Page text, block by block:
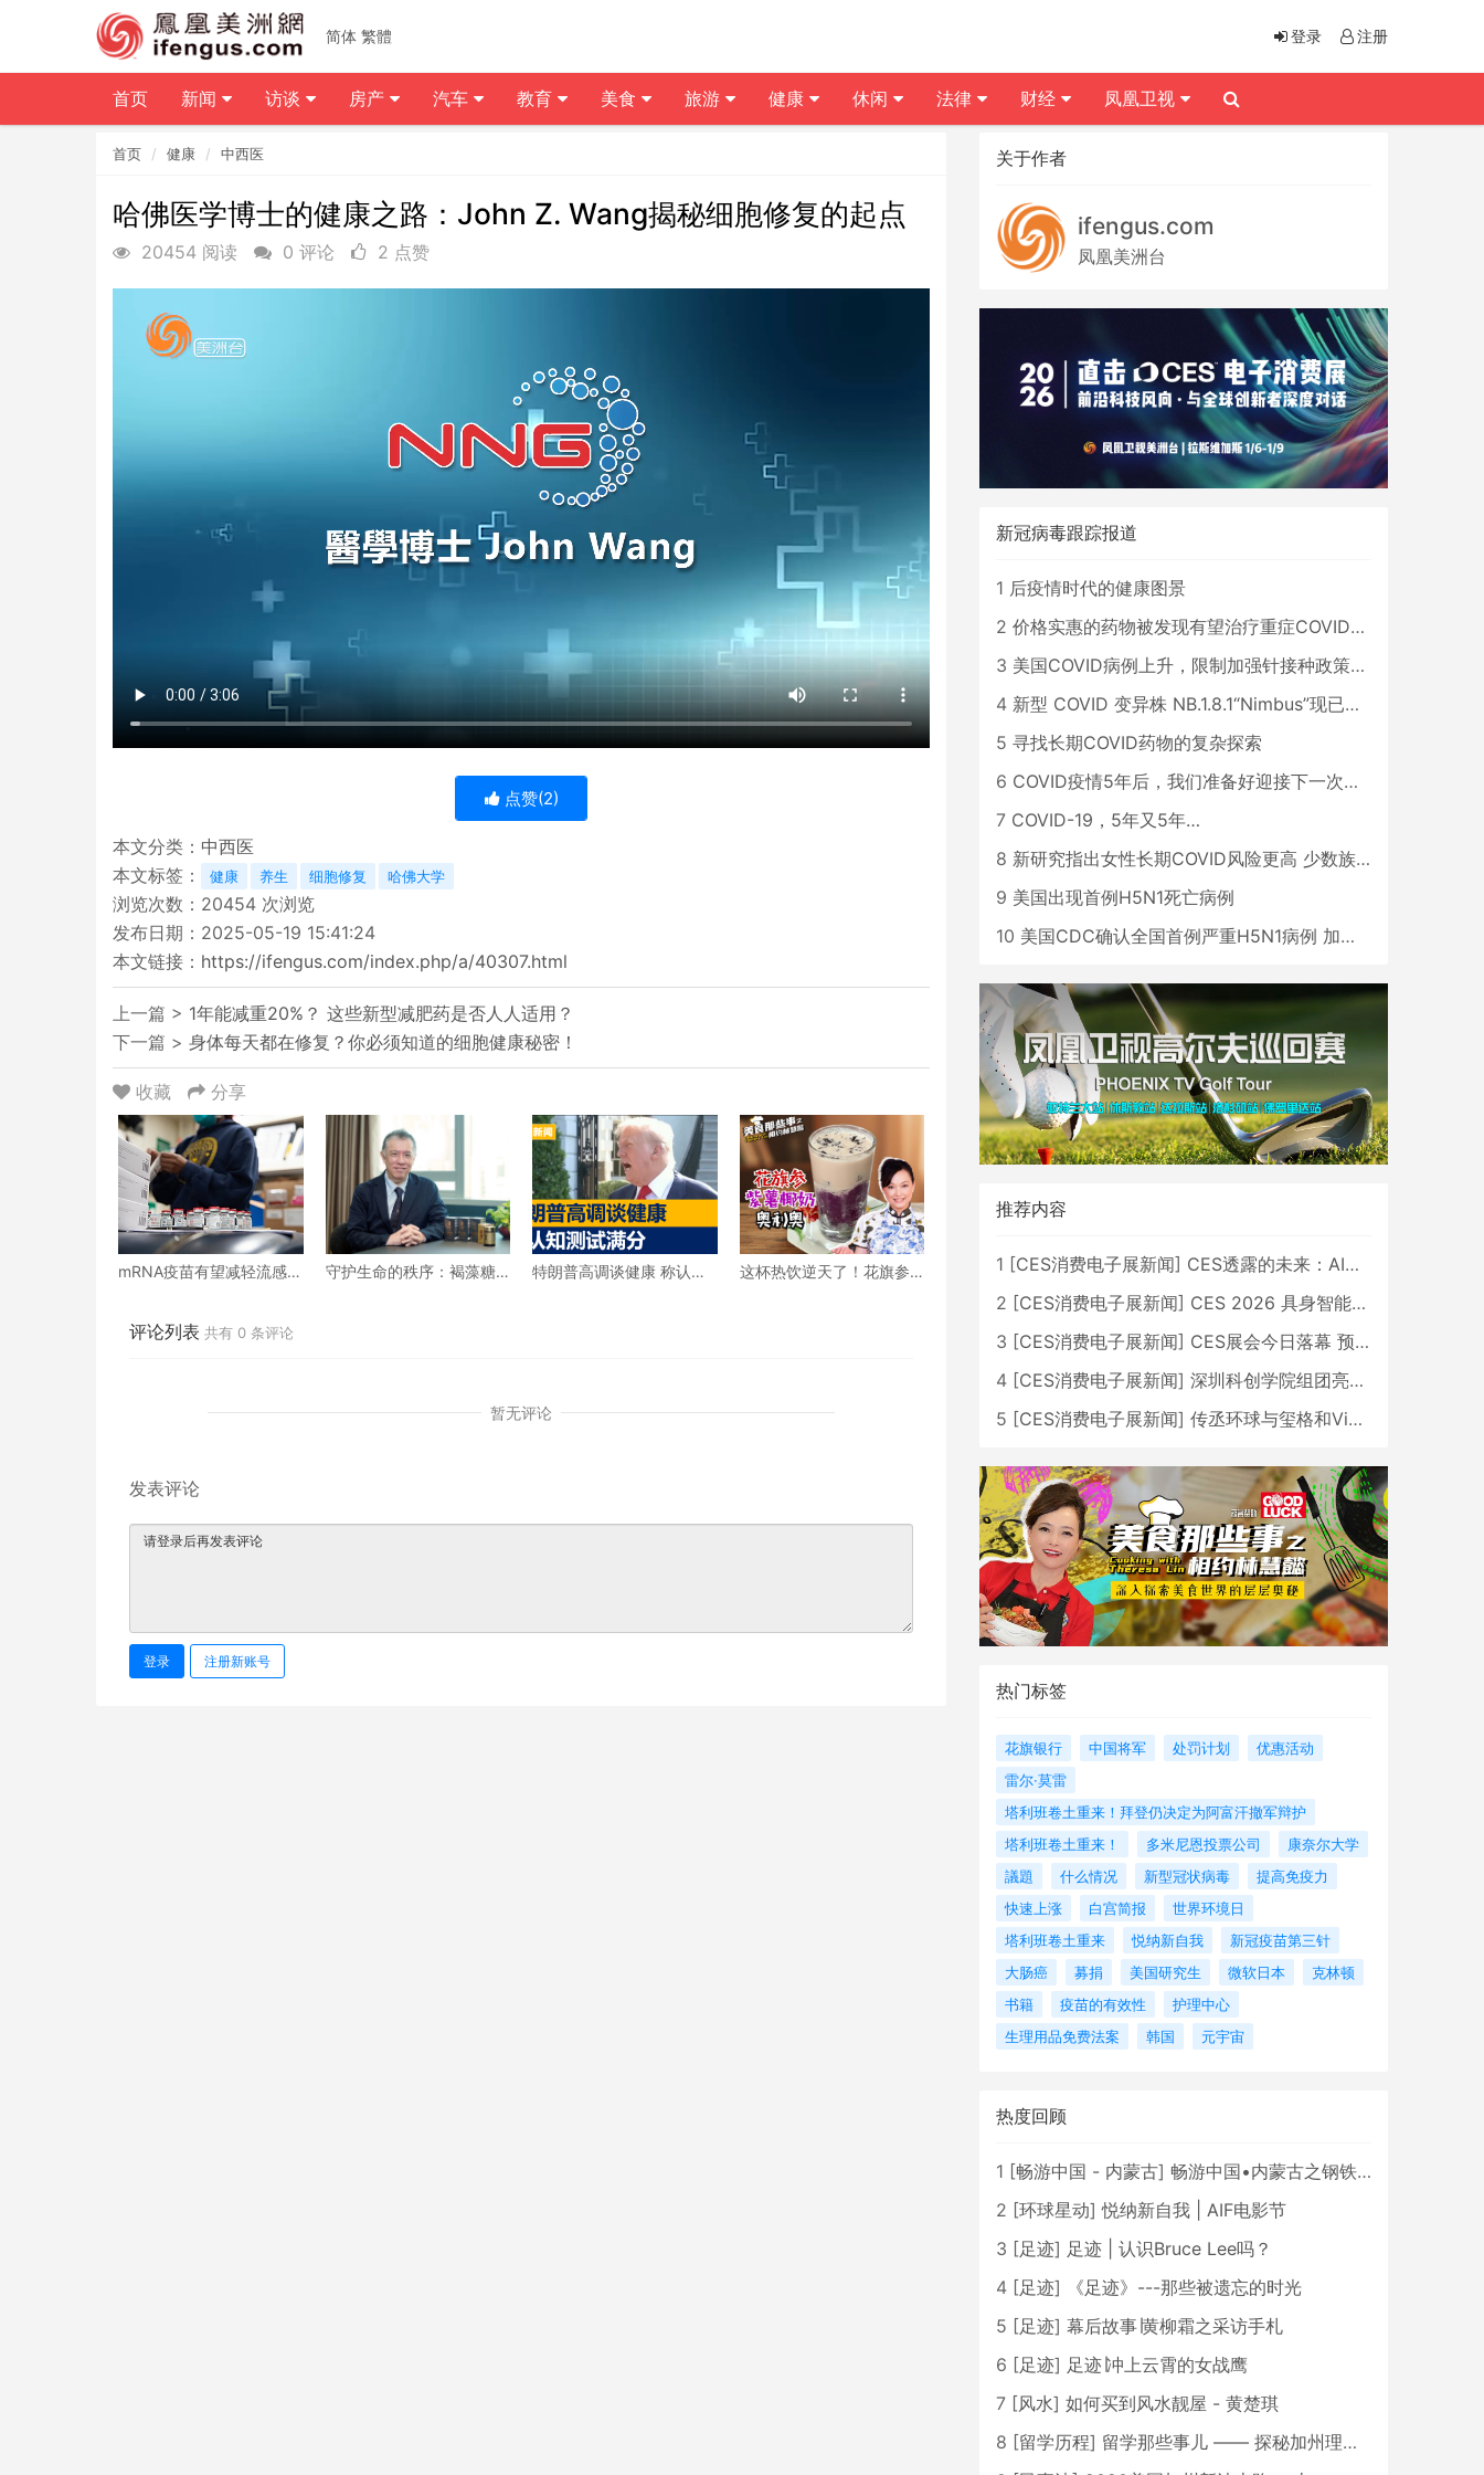
首页 健康 中西医
哈佛医学博士的健康之路：John Z. Wang揭秘细胞修复的起点
20454 阅读 0 评论 2 点赞
点赞(2)
本文分类： 中西医
本文标签：
健康 养生 细胞修复 哈佛大学
浏览次数： 20454 次浏览
发布日期：2025-05-19 15:41:24
本文链接： https://ifengus.com/index.php/a/40307.html
上一篇 > 1年能减重20%？ 这些新型减肥药是否人人适用？
下一篇 > 身体每天都在修复？你必须知道的细胞健康秘密！
收藏 分享
mRNA疫苗有望减轻流感季
守护生命的秩序：褐藻糖
特朗普高调谈健康 称认知
这杯热饮逆天了！花旗参×
评论列表 共有 0 条评论
暂无评论
发表评论
登录 注册新账号
关于作者
ifengus.com
凤凰美洲台
新冠病毒跟踪报道
1 后疫情时代的健康图景
2 价格实惠的药物被发现有望治疗重症COVID患者
3 美国COVID病例上升，限制加强针接种政策即将出台
4 新型 COVID 变异株 NB.1.8.1“Nimbus”现已在美国占据主导地位
5 寻找长期COVID药物的复杂探索
6 COVID疫情5年后，我们准备好迎接下一次大流行了吗？
7 COVID-19，5年又5年…
8 新研究指出女性长期COVID风险更高 少数族裔儿童存在差异
9 美国出现首例H5N1死亡病例
10 美国CDC确认全国首例严重H5N1病例 加州进入紧急状态
推荐内容
1 [CES消费电子展新闻] CES透露的未来：AI、机器人与智能生活大爆发
2 [CES消费电子展新闻] CES 2026 具身智能与创新领域 中国公司大放异彩
3 [CES消费电子展新闻] CES展会今日落幕 预计2026行业收入将超五千亿美元
4 [CES消费电子展新闻] 深圳科创学院组团亮相CES 广受好评
5 [CES消费电子展新闻] 传丞环球与玺格和VibeLens共同推出全新耳机
热门标签
花旗银行 中国将军 处罚计划
优惠活动
雷尔·莫雷
塔利班卷土重来！拜登仍决定为阿富汗撤军辩护
塔利班卷土重来！
多米尼恩投票公司
康奈尔大学
議題
什么情况 新型冠状病毒
提高免疫力
快速上涨
白宫简报
世界环境日
塔利班卷土重来
悦纳新自我
新冠疫苗第三针
大肠癌
募捐 美国研究生 微软日本
克林顿
书籍
疫苗的有效性
护理中心
生理用品免费法案
韩国 元宇宙
热度回顾
1 [畅游中国 - 内蒙古] 畅游中国•内蒙古之钢铁骄子，魅力包头
2 [环球星动] 悦纳新自我 | AIF电影节
3 [足迹] 足迹 | 认识Bruce Lee吗？
4 [足迹]
《足迹》---那些被遗忘的时光
5 [足迹] 幕后故事∣黄柳霜之采访手札
6 [足迹] 足迹∣冲上云霄的女战鹰
7 [风水] 如何买到风水靓屋 - 黄楚琪
8 [留学历程] 留学那些事儿 —— 探秘加州理工学院Caltech博士生活 [上集]
简体 繁體 登录 注册
首页 新闻 访谈 房产 汽车 教育 美食 旅游 健康 休闲 法律 财经 凤凰卫视